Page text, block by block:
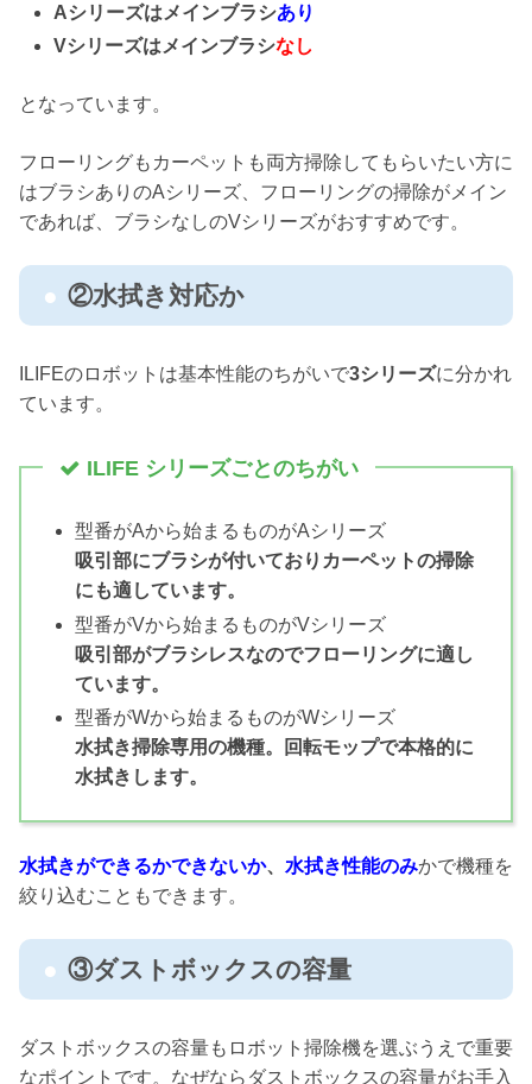
Aシリーズはメインブラシあり
Vシリーズはメインブラシなし
となっています。
フローリングもカーペットも両方掃除してもらいたい方に
はブラシありのAシリーズ、フローリングの掃除がメイン
であれば、ブラシなしのVシリーズがおすすめです。
②水拭き対応か
ILIFEのロボットは基本性能のちがいで3シリーズに分かれ
ています。
ILIFE シリーズごとのちがい
型番がAから始まるものがAシリーズ
吸引部にブラシが付いておりカーペットの掃除
にも適しています。
型番がVから始まるものがVシリーズ
吸引部がブラシレスなのでフローリングに適し
ています。
型番がWから始まるものがWシリーズ
水拭き掃除専用の機種。回転モップで本格的に
水拭きします。
水拭きができるかできないか、 水拭き性能のみかで機種を
絞り込むこともできます。
③ダストボックスの容量
ダストボックスの容量もロボット掃除機を選ぶうえで重要
なポイントです。なぜならダストボックスの容量がお手入